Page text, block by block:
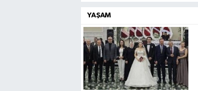
YAŞAM